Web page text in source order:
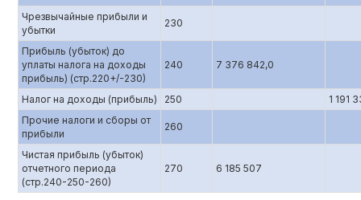
Чрезвычайные прибыли и
убытки
230
Прибыль (убыток) до
уплаты налога на доходы
прибыль) (стр.220+/-230)
240 7 376 842,0
Налог на доходы (прибыль) 250
1 191
Прочие налоги и сборы от
прибыли
260
Чистая прибыль (убыток)
отчетного периода
(стр.240-250-260)
270 6 185 507